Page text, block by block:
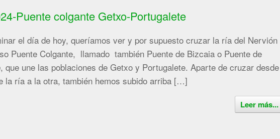
Puente colgante Getxo-Portugalete
el día de hoy, queríamos ver y por supuesto cruzar la ría del Nervión
Puente Colgante, llamado también Puente de Bizcaia o Puente de
que une las poblaciones de Getxo y Portugalete. Aparte de cruzar desde
la ría a la otra, también hemos subido arriba […]
Leer más...